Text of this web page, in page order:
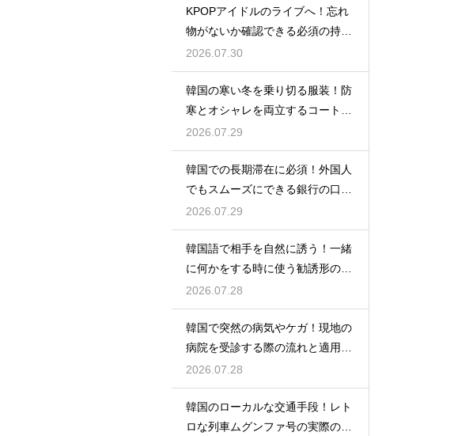
KPOPアイドルのライブへ！忘れ
物がないか確認できる必須の持ち
物リスト
2026.07.30
韓国の寒い冬を乗り切る服装！防
寒とオシャレを両立するコートの
種類
2026.07.29
韓国での長期滞在に必須！外国人
でもスムーズにできる銀行の口座
開設
2026.07.29
韓国語で相手を自然に誘う！一緒
に何かをする時に使う勧誘形の基
本の作り方
2026.07.28
韓国で突然の病気やケガ！現地の
病院を受診する際の流れと適用さ
れる保険
2026.07.28
韓国のローカルな交通手段！レト
ロな列車ムグンファ号の実際の乗